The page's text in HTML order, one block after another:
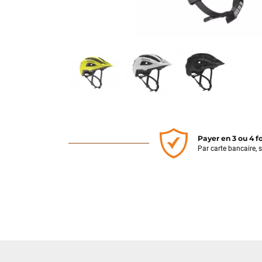
Payer en 3 ou 4
Par carte bancaire,